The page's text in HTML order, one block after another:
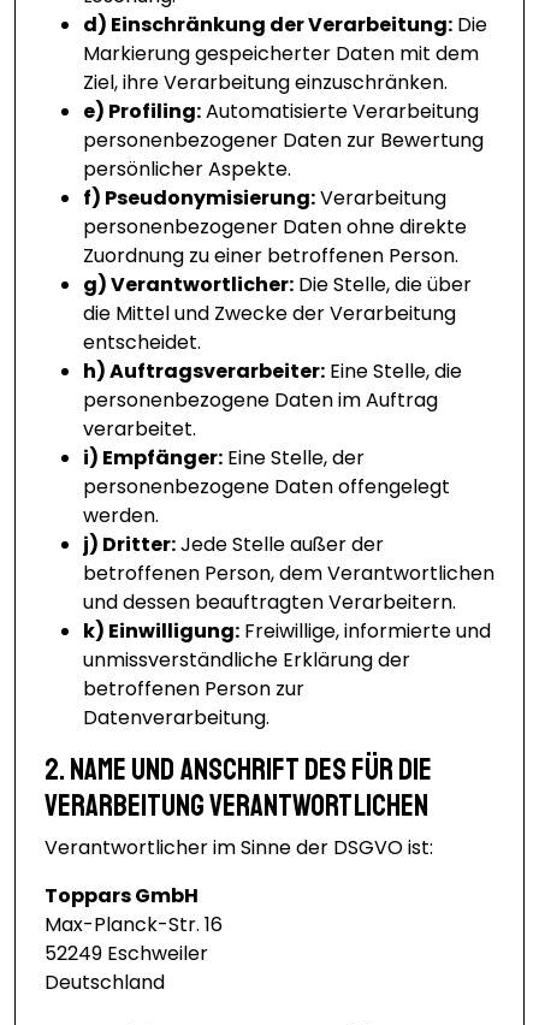
d) Einschränkung der Verarbeitung: Die
Markierung gespeicherter Daten mit dem
Ziel, ihre Verarbeitung einzuschränken.
e) Profiling:Automatisierte Verarbeitung
personenbezogener Daten zur Bewertung
persönlicher Aspekte.
f) Pseudonymisierung:Verarbeitung
personenbezogener Daten ohne direkte
Zuordnung zu einer betroffenen Person.
g) Verantwortlicher: Die Stelle, die über
die Mittel und Zwecke der Verarbeitung
entscheidet.
h) Auftragsverarbeiter: Eine Stelle, die
personenbezogene Daten im Auftrag
verarbeitet.
i) Empfänger: Eine Stelle, der
personenbezogene Daten offengelegt
werden.
j) Dritter:Jede Stelle außer der
betroffenen Person, dem Verantwortlichen
und dessen beauftragten Verarbeitern.
k) Einwilligung: Freiwillige, informierte und
unmissverständliche Erklärung der
betroffenen Person zur
Datenverarbeitung.
2. Name und Anschrift des für die
Verarbeitung Verantwortlichen
Verantwortlicher im Sinne der DSGVO ist:
Toppars GmbH
Max-Planck-Str. 16
52249 Eschweiler
Deutschland